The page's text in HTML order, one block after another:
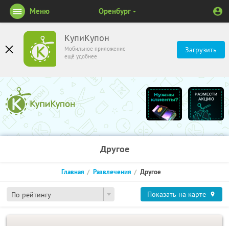
КупиКупон
Мобильное приложение
ещё удобнее
Загрузить
Меню Оренбург
Другое
По рейтингу
Главная Развлечения Другое
Показать на карте